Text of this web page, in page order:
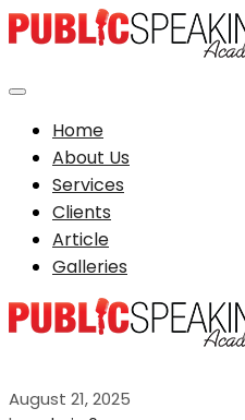
Home
About Us
Services
Clients
Article
Galleries
August 21, 2025